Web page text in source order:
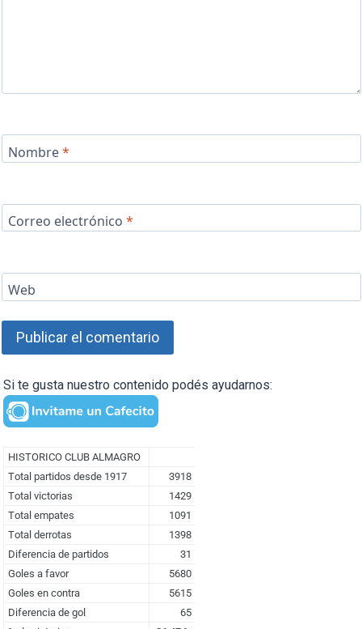
Nombre*
Correo electrónico *
Web
Si te gusta nuestro contenido podés ayudarnos: